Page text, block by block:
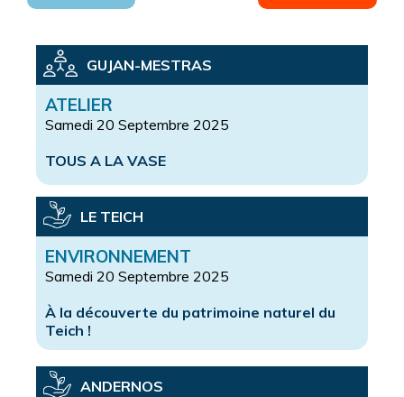
GUJAN-MESTRAS
ATELIER
Samedi 20 Septembre 2025
TOUS A LA VASE
LE TEICH
ENVIRONNEMENT
Samedi 20 Septembre 2025
À la découverte du patrimoine naturel du
Teich !
ANDERNOS